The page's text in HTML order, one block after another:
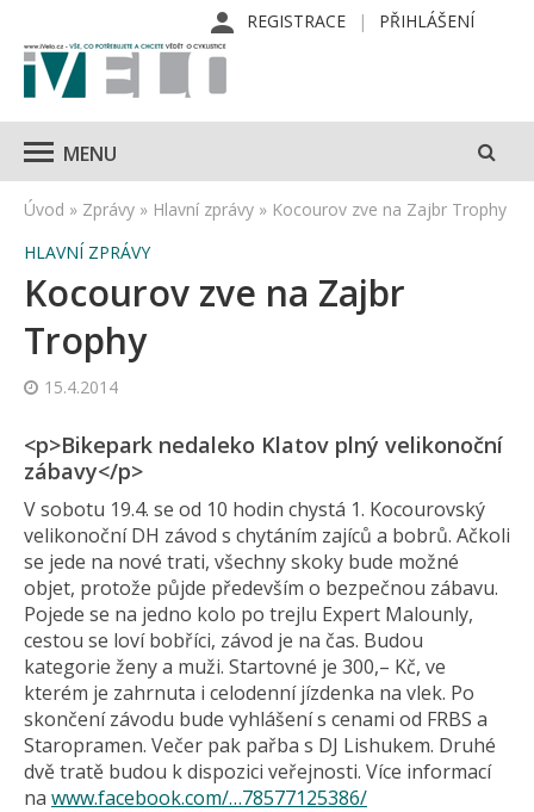
REGISTRACE PŘIHLÁŠENÍ
MENU
Úvod » Zprávy » Hlavní zprávy » Kocourov zve na Zajbr Trophy
HLAVNÍ ZPRÁVY
Kocourov zve na Zajbr
Trophy
15.4.2014
<p>Bikepark nedaleko Klatov plný velikonoční
zábavy</p>
V sobotu 19.4. se od 10 hodin chystá 1. Kocourovský
velikonoční DH závod s chytáním zajíců a bobrů. Ačkoli
se jede na nové trati, všechny skoky bude možné
objet, protože půjde především o bezpečnou zábavu.
Pojede se na jedno kolo po trejlu Expert Malounly,
cestou se loví bobříci, závod je na čas. Budou
kategorie ženy a muži. Startovné je 300,– Kč, ve
kterém je zahrnuta i celodenní jízdenka na vlek. Po
skončení závodu bude vyhlášení s cenami od FRBS a
Staropramen. Večer pak pařba s DJ Lishukem. Druhé
dvě tratě budou k dispozici veřejnosti. Více informací
na www.facebook.com/…78577125386/